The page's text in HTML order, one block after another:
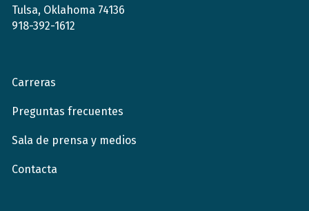
Tulsa, Oklahoma 74136
918-392-1612
Carreras
Preguntas frecuentes
Sala de prensa y medios
Contacta